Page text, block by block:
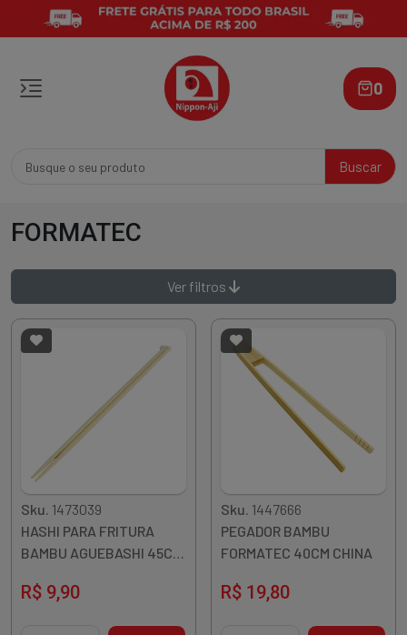
Buscar
0
FORMATEC
Ver filtros
Sku. 1473039
HASHI PARA FRITURA
BAMBU AGUEBASHI 45CM
R$ 9,90
Sku. 1447666
PEGADOR BAMBU
FORMATEC 40CM CHINA
R$ 19,80